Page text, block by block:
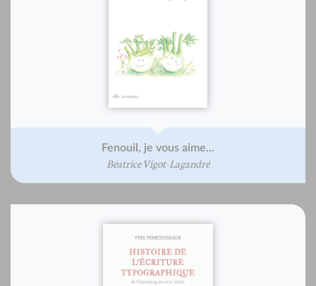
Fenouil, je vous aime...
Béatrice Vigot-Lagandré